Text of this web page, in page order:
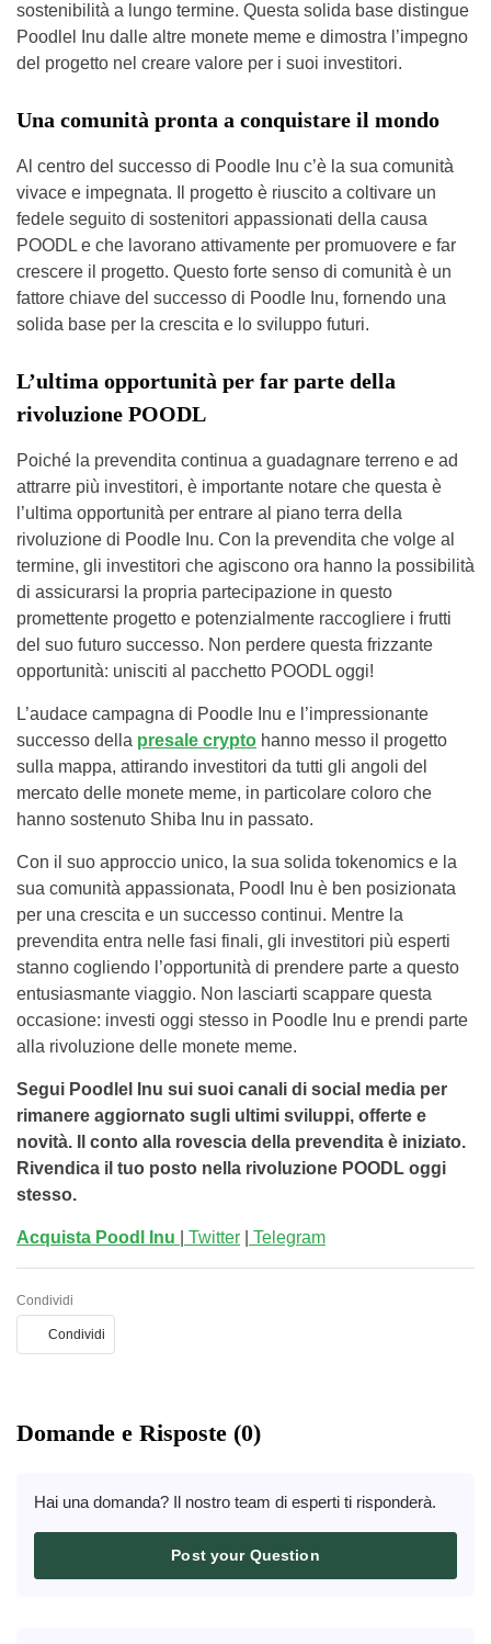
sostenibilità a lungo termine. Questa solida base distingue
Poodlel Inu dalle altre monete meme e dimostra l’impegno
del progetto nel creare valore per i suoi investitori.
Una comunità pronta a conquistare il mondo
Al centro del successo di Poodle Inu c’è la sua comunità
vivace e impegnata. Il progetto è riuscito a coltivare un
fedele seguito di sostenitori appassionati della causa
POODL e che lavorano attivamente per promuovere e far
crescere il progetto. Questo forte senso di comunità è un
fattore chiave del successo di Poodle Inu, fornendo una
solida base per la crescita e lo sviluppo futuri.
L’ultima opportunità per far parte della
rivoluzione POODL
Poiché la prevendita continua a guadagnare terreno e ad
attrarre più investitori, è importante notare che questa è
l’ultima opportunità per entrare al piano terra della
rivoluzione di Poodle Inu. Con la prevendita che volge al
termine, gli investitori che agiscono ora hanno la possibilità
di assicurarsi la propria partecipazione in questo
promettente progetto e potenzialmente raccogliere i frutti
del suo futuro successo. Non perdere questa frizzante
opportunità: unisciti al pacchetto POODL oggi!
L’audace campagna di Poodle Inu e l’impressionante
successo della presale crypto hanno messo il progetto
sulla mappa, attirando investitori da tutti gli angoli del
mercato delle monete meme, in particolare coloro che
hanno sostenuto Shiba Inu in passato.
Con il suo approccio unico, la sua solida tokenomics e la
sua comunità appassionata, Poodl Inu è ben posizionata
per una crescita e un successo continui. Mentre la
prevendita entra nelle fasi finali, gli investitori più esperti
stanno cogliendo l’opportunità di prendere parte a questo
entusiasmante viaggio. Non lasciarti scappare questa
occasione: investi oggi stesso in Poodle Inu e prendi parte
alla rivoluzione delle monete meme.
Segui Poodlel Inu sui suoi canali di social media per
rimanere aggiornato sugli ultimi sviluppi, offerte e
novità. Il conto alla rovescia della prevendita è iniziato.
Rivendica il tuo posto nella rivoluzione POODL oggi
stesso.
Acquista Poodl Inu Twitter Telegram
Condividi
Condividi
Domande e Risposte (0)
Hai una domanda? Il nostro team di esperti ti risponderà.
Post your Question